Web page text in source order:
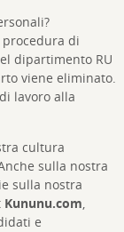
di
dipartimento RU
viene eliminato.
lavoro alla
cultura
sulla nostra
sulla nostra
Kununu.com,
e